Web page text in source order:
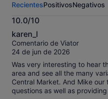
Más
información
sobre
nuestros
comentarios
contrastados.
RecientesPositivosNegativos
10.0/10
10.0
sobre
10
karen_l
Comentario de Viator
24 de jun de 2026
Was very interesting to hear
area and see all the many
Central Market. And Mike
questions as well as